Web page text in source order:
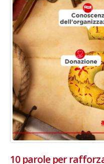
10 parole per